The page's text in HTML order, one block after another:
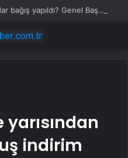
YENİ Parti’ye 7 günde ne kadar bağış yapıldı? Genel Başkan Yardımcısı açıkladı
indirim